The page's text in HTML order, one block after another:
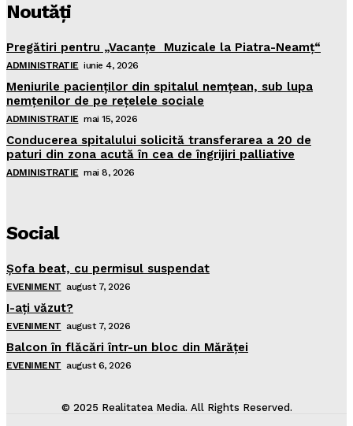
Noutăţi
Pregătiri pentru „Vacanţe Muzicale la Piatra-Neamţ“
ADMINISTRATIE iunie 4, 2026
Meniurile pacienţilor din spitalul nemţean, sub lupa
nemţenilor de pe reţelele sociale
ADMINISTRATIE mai 15, 2026
Conducerea spitalului solicită transferarea a 20 de
paturi din zona acută în cea de îngrijiri palliative
ADMINISTRATIE mai 8, 2026
Social
Şofa beat, cu permisul suspendat
EVENIMENT august 7, 2026
I-aţi văzut?
EVENIMENT august 7, 2026
Balcon în flăcări într-un bloc din Mărăţei
EVENIMENT august 6, 2026
© 2025 Realitatea Media. All Rights Reserved.